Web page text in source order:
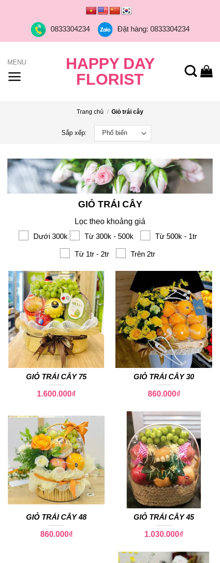
0833304234 Đặt hàng: 0833304234
HAPPY DAY
FLORIST
Trang chủ / Giỏ trái cây
Sắp xếp:
GIỎ TRÁI CÂY
Lọc theo khoảng giá
Dưới 300k
Từ 300k - 500k Từ 500k - 1tr
Từ 1tr - 2tr Trên 2tr
GIỎ TRÁI CÂY 75
1.600.000₫
GIỎ TRÁI CÂY 30
860.000₫
GIỎ TRÁI CÂY 48
860.000₫
GIỎ TRÁI CÂY 45
1.030.000₫